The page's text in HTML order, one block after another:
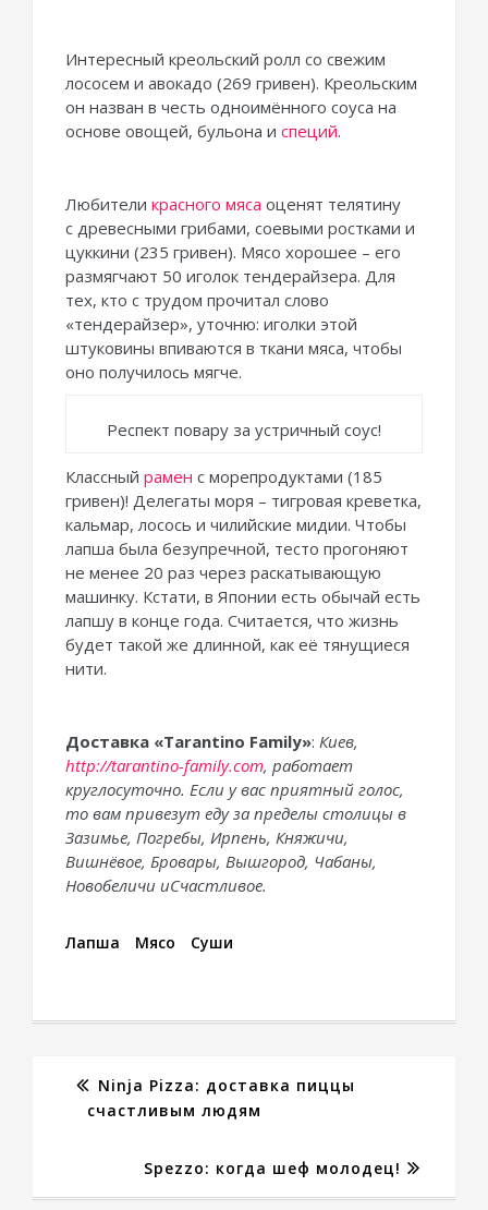
Интересный креольский ролл со свежим
лососем и авокадо (269 гривен). Креольским
он назван в честь одноимённого соуса на
основе овощей, бульона и специй.
Любители красного мяса оценят телятину
с древесными грибами, соевыми ростками и
цуккини (235 гривен). Мясо хорошее – его
размягчают 50 иголок тендерайзера. Для
тех, кто с трудом прочитал слово
«тендерайзер», уточню: иголки этой
штуковины впиваются в ткани мяса, чтобы
оно получилось мягче.
Респект повару за устричный соус!
Классный рамен с морепродуктами (185
гривен)! Делегаты моря – тигровая креветка,
кальмар, лосось и чилийские мидии. Чтобы
лапша была безупречной, тесто прогоняют
не менее 20 раз через раскатывающую
машинку. Кстати, в Японии есть обычай есть
лапшу в конце года. Считается, что жизнь
будет такой же длинной, как её тянущиеся
нити.
Доставка «Tarantino Family»: Киев,
http://tarantino-family.com, работает
круглосуточно. Если у вас приятный голос,
то вам привезут едуза пределы столицы в
Зазимье, Погребы, Ирпень, Княжичи,
Вишнёвое, Бровары, Вышгород, Чабаны,
Новобеличи иСчастливое.
Лапша Мясо Суши
Ninja Pizza: доставка пиццы
счастливым людям
Spezzo: когда шеф молодец!